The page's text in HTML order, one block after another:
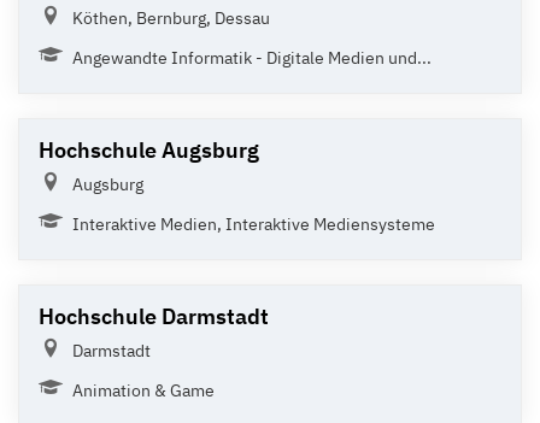
Köthen, Bernburg, Dessau
Angewandte Informatik - Digitale Medien und...
Hochschule Augsburg
Augsburg
Interaktive Medien, Interaktive Mediensysteme
Hochschule Darmstadt
Darmstadt
Animation & Game